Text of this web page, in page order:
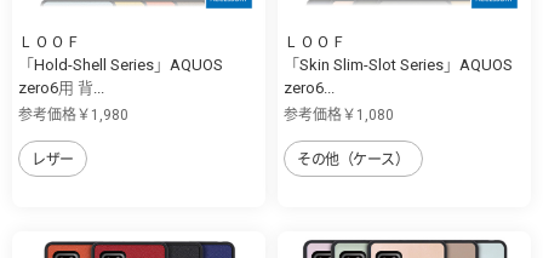
ＬＯＯＦ
「Hold-Shell Series」AQUOS
zero6用 背...
参考価格￥1,980
レザー
ＬＯＯＦ
「Skin Slim-Slot Series」AQUOS
zero6...
参考価格￥1,080
その他（ケース）